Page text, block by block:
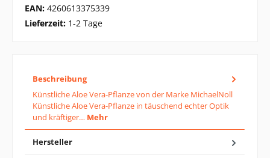
EAN: 4260613375339
Lieferzeit: 1-2 Tage
Beschreibung
Künstliche Aloe Vera-Pflanze von der Marke MichaelNoll
Künstliche Aloe Vera-Pflanze in täuschend echter Optik
und kräftiger… Mehr
Hersteller